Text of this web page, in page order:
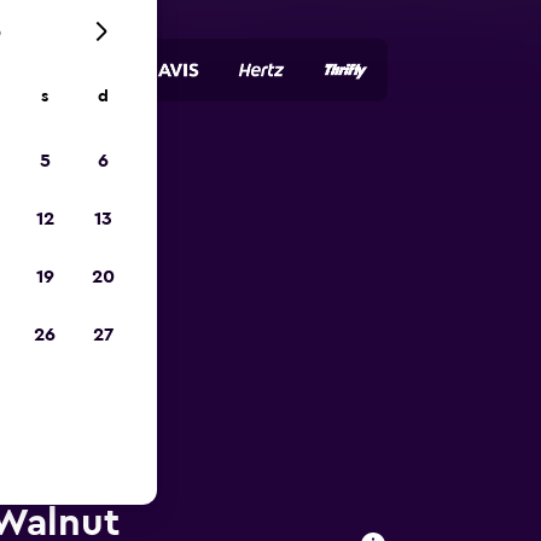
s d
5 6
12 13
19 20
26 27